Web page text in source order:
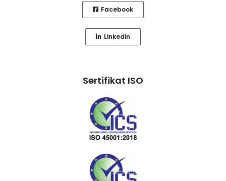
Facebook
Linkedin
Sertifikat ISO